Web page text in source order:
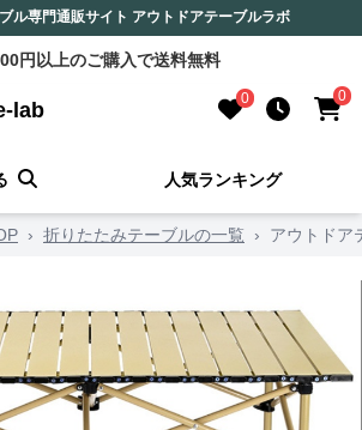
ル専門通販サイト アウトドアテーブルラボ
円以上のご購入で送料無料
0 0
人気ランキング
› 折りたたみテーブルの一覧 › アウトドア